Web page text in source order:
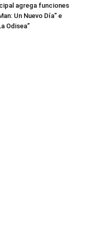
agrega funciones
Un Nuevo Día” e
Odisea”